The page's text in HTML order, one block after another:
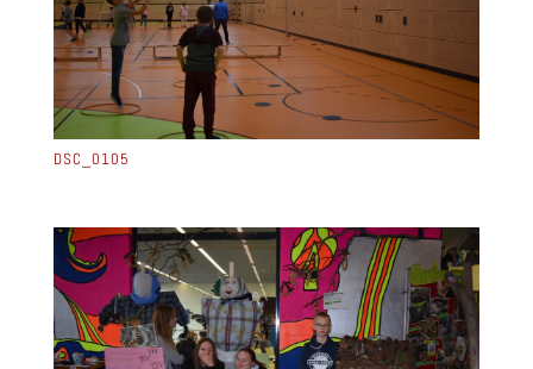
DSC_0105